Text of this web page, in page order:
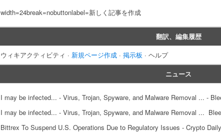
width=24break=nobuttonlabel=新しく記事を作成
翻訳、編集履歴
ウィキアクティビティ · 新規ページ作成 · 掲示板 · ヘルプ
ニュース
I may be infected... - Virus, Trojan, Spyware, and Malware Removal ... -
I may be infected... - Virus, Trojan, Spyware, and Malware Removal ...
Bittrex To Suspend U.S. Operations Due to Regulatory Issues - Crypto